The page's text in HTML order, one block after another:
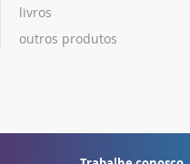
livros
outros produtos